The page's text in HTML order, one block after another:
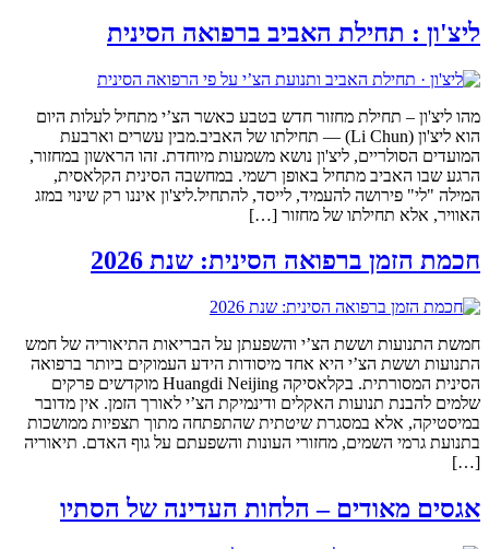
ליצ'ון : תחילת האביב ברפואה הסינית
מהו ליצ'ון – תחילת מחזור חדש בטבע כאשר הצ’י מתחיל לעלות היום
הוא ליצ'ון (Li Chun) — תחילתו של האביב.מבין עשרים וארבעת
המועדים הסולריים, ליצ'ון נושא משמעות מיוחדת. זהו הראשון במחזור,
הרגע שבו האביב מתחיל באופן רשמי. במחשבה הסינית הקלאסית,
המילה "לי" פירושה להעמיד, לייסד, להתחיל.ליצ'ון איננו רק שינוי במזג
האוויר, אלא תחילתו של מחזור […]
חכמת הזמן ברפואה הסינית: שנת 2026
חמשת התנועות וששת הצ’י והשפעתן על הבריאות התיאוריה של חמש
התנועות וששת הצ’י היא אחד מיסודות הידע העמוקים ביותר ברפואה
הסינית המסורתית. בקלאסיקה Huangdi Neijing מוקדשים פרקים
שלמים להבנת תנועות האקלים ודינמיקת הצ’י לאורך הזמן. אין מדובר
במיסטיקה, אלא במסגרת שיטתית שהתפתחה מתוך תצפיות ממושכות
בתנועת גרמי השמים, מחזורי העונות והשפעתם על גוף האדם. תיאוריה
[…]
אגסים מאודים – הלחות העדינה של הסתיו